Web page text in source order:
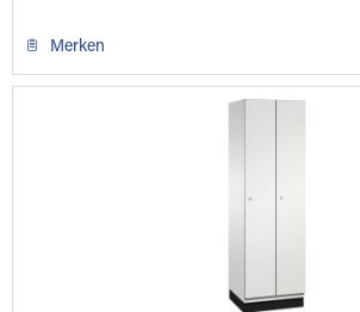
Merken